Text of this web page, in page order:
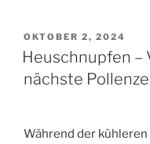
VERÖFFENTLICHT
AM
OKTOBER 2, 2024
Heuschnupfen –
nächste
Während der